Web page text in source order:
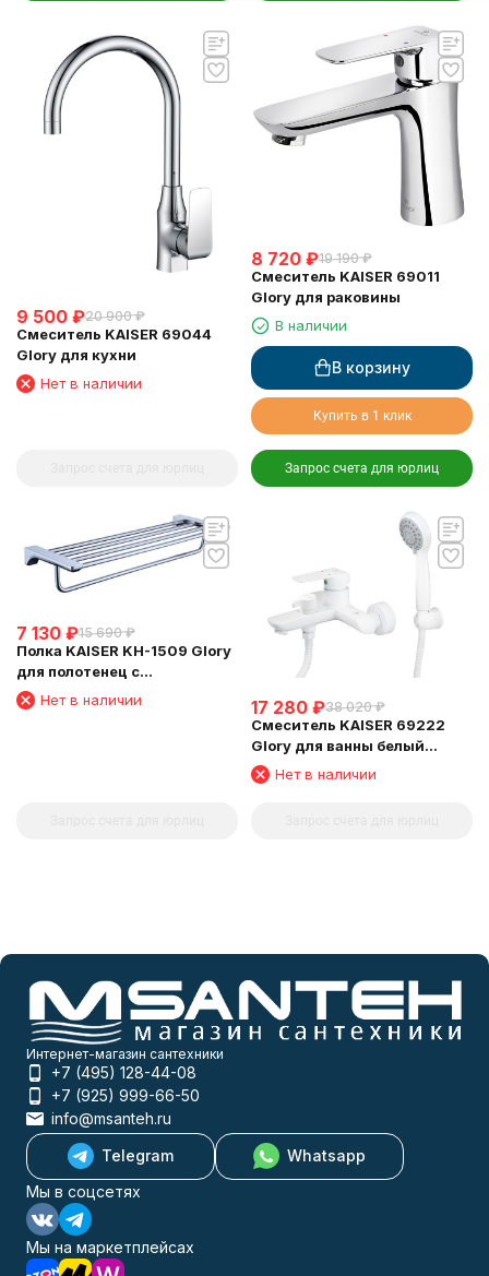
9 500 ₽20 900 ₽
Смеситель KAISER 69044
Glory для кухни
Нет в наличии
8 720 ₽19 190 ₽
Смеситель KAISER 69011
Glory для раковины
В наличии
В корзину
Купить в 1 клик
Запрос счета для юрлиц
7 130 ₽15 690 ₽
Полка KAISER KH-1509 Glory
для полотенец с
держателем
Нет в наличии 17 280 ₽38 020 ₽
Смеситель KAISER 69222
Glory для ванны белый
глянецНет в наличии
Интернет-магазин сантехники
+7 (495) 128-44-08
+7 (925) 999-66-50
info@msanteh.ru
Telegram
Whatsapp
Мы в соцсетях
Мы на маркетплейсах